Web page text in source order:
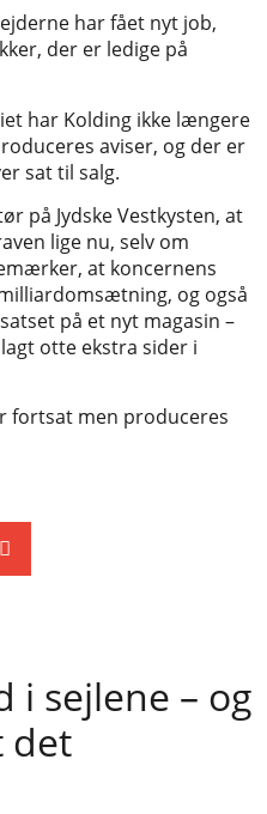
har fået nyt job,
der er ledige på
har Kolding ikke længere
aviser, og der er
sat til salg.
på Jydske Vestkysten, at
lige nu, selv om
at koncernens
og også
på et nyt magasin –
otte ekstra sider i
fortsat men produceres
i sejlene – og
det